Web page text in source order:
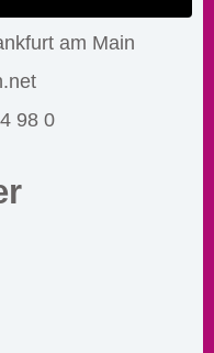
am Main
98 0